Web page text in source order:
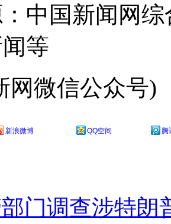
国新闻网综
等
微信公众号)
新浪微博 QQ空间
腾
门调查涉特朗